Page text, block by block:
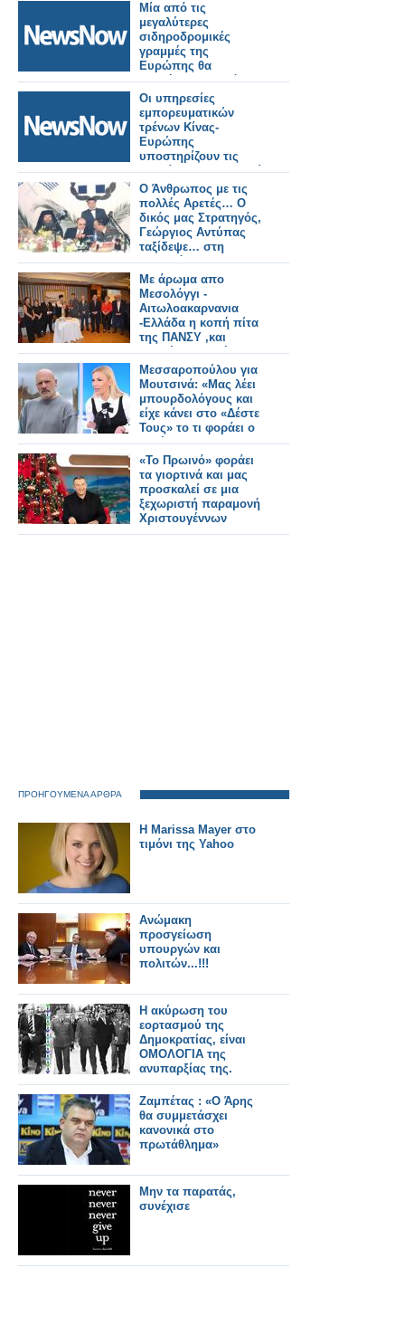
Μία από τις
μεγαλύτερες
σιδηροδρομικές
γραμμές της
Ευρώπης θα
ξεκινήσει τον επόμενο
μήνα, συνδέοντας
πολλές μεγάλες
πόλεις.
Οι υπηρεσίες
εμπορευματικών
τρένων Κίνας-
Ευρώπης
υποστηρίζουν τις
αλυσίδες εφοδιασμού
εν μέσω παγκόσμιων
πιέσεων.
Ο Άνθρωπος με τις
πολλές Αρετές… Ο
δικός μας Στρατηγός,
Γεώργιος Αντύπας
ταξίδεψε… στη
γειτονιά των
Αγγέλων… Ο
Ουρανός
πλουσιότερος, το
Μεσολόγγι
φτωχότερο…
Με άρωμα απο
Μεσολόγγι -
Aιτωλοακαρνανια
-Ελλάδα η κοπή πίτα
της ΠΑΝΣΥ ,και
πολλές τιμητικές
βραβεύσεις (φωτο-
βιντεο)
Μεσσαροπούλου για
Μουτσινά: «Μας λέει
μπουρδολόγους και
είχε κάνει στο «Δέστε
Τους» το τι φοράει ο
καθένας»
«Το Πρωινό» φοράει
τα γιορτινά και μας
προσκαλεί σε μια
ξεχωριστή παραμονή
Χριστουγέννων
ΠΡΟΗΓΟΥΜΕΝΑ ΑΡΘΡΑ
Η Marissa Mayer στο
τιμόνι της Yahoo
Ανώμακη
προσγείωση
υπουργών και
πολιτών...!!!
Η ακύρωση του
εορτασμού της
Δημοκρατίας, είναι
ΟΜΟΛΟΓΙΑ της
ανυπαρξίας της.
Ζαμπέτας : «Ο Άρης
θα συμμετάσχει
κανονικά στο
πρωτάθλημα»
Μην τα παρατάς,
συνέχισε